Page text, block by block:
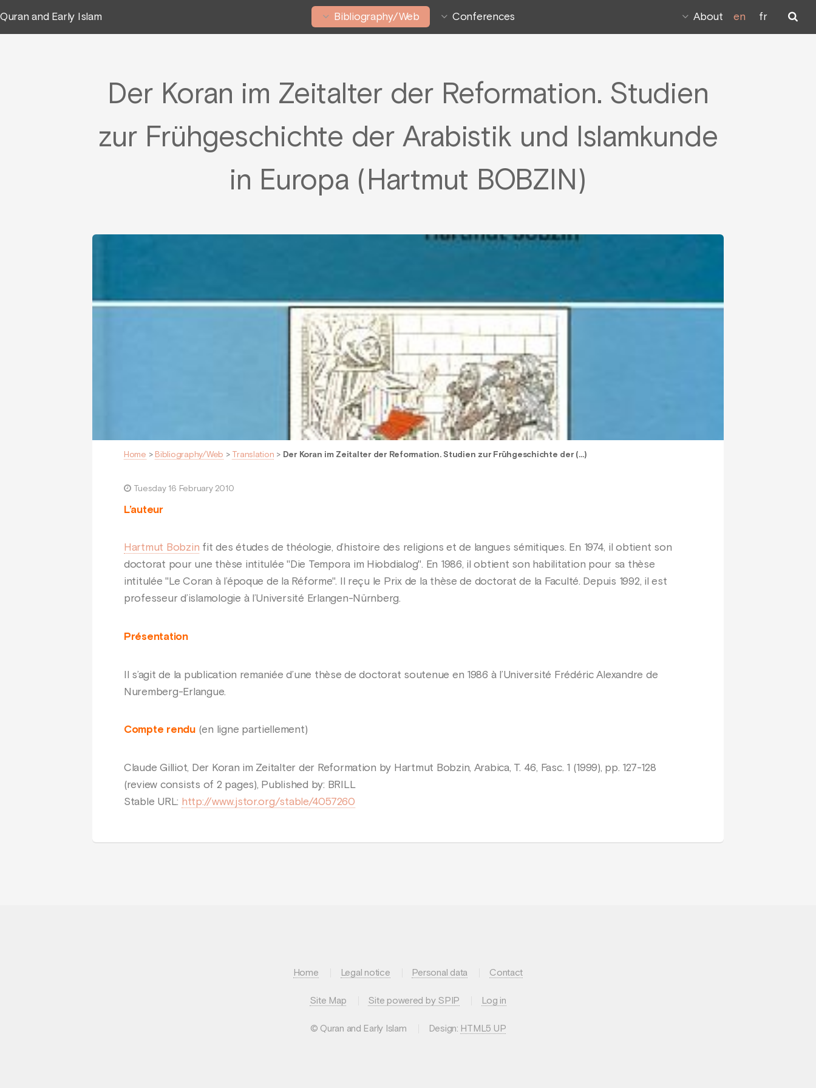
Quran and Early Islam Bibliography/Web Conferences About en fr
Der Koran im Zeitalter der Reformation. Studien
zur Frühgeschichte der Arabistik und Islamkunde
in Europa (Hartmut BOBZIN)
Home > Bibliography/Web > Translation > Der Koran im Zeitalter der Reformation. Studien zur Frühgeschichte der (…)
Tuesday 16 February 2010
L’auteur
Hartmut Bobzin fit des études de théologie, d’histoire des religions et de langues sémitiques. En 1974, il obtient son
doctorat pour une thèse intitulée "Die Tempora im Hiobdialog". En 1986, il obtient son habilitation pour sa thèse
intitulée "Le Coran à l’époque de la Réforme". Il reçu le Prix de la thèse de doctorat de la Faculté. Depuis 1992, il est
professeur d’islamologie à l’Université Erlangen-Nürnberg.
Présentation
Il s’agit de la publication remaniée d’une thèse de doctorat soutenue en 1986 à l’Université Frédéric Alexandre de
Nuremberg-Erlangue.
Compte rendu (en ligne partiellement)
Claude Gilliot, Der Koran im Zeitalter der Reformation by Hartmut Bobzin, Arabica, T. 46, Fasc. 1 (1999), pp. 127-128
(review consists of 2 pages), Published by: BRILL
Stable URL: http://www.jstor.org/stable/4057260
Home Legal notice Personal data Contact
Site Map Site powered by SPIP Log in
© Quran and Early Islam Design: HTML5 UP